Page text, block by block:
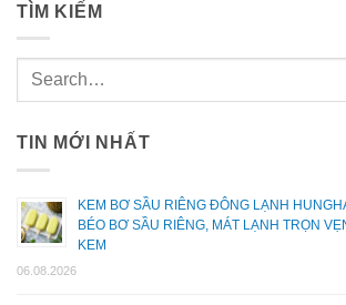
TÌM KIẾM
TIN MỚI NHẤT
KEM BƠ SẦU RIÊNG ĐÔNG LẠNH
BÉO BƠ SẦU RIÊNG, MÁT LẠNH TRỌN
KEM
06.08.2026